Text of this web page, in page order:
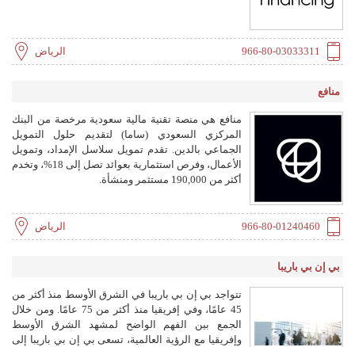
966-80-03033311 الرياض
منافع
منافع هي منصة تقنية مالية سعودية مرخصة من البنك
المركزي السعودي (ساما) لتقديم حلول التمويل
الجماعي بالدين. تقدم تمويل سلاسل الإمداد، وتمويل
الأعمال، وفرص استثمارية بعوائد تصل إلى 18%، وتخدم
أكثر من 190,000 مستثمر ومنشأة.
966-80-01240460 الرياض
بي إن بي باريبا
تتواجد بي إن بي باريبا في الشرق الأوسط منذ أكثر من
45 عامًا، وفي إفريقيا منذ أكثر من 75 عامًا. ومن خلال
الجمع بين الفهم الواضح لمشهد الشرق الأوسط
وإفريقيا مع الرؤية العالمية، تسعى بي إن بي باريبا إلى